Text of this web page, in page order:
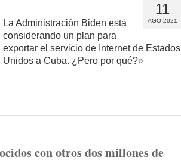
11
AGO 2021
La Administración Biden está
considerando un plan para
exportar el servicio de Internet de Estados
Unidos a Cuba. ¿Pero por qué?»
con otros dos millones de